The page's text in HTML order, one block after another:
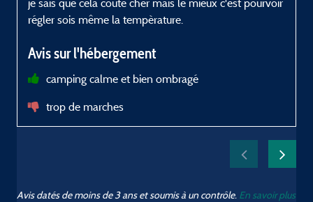
je sais que cela coute cher mais le mieux c'est pourvoir
régler sois même la tempèrature.
Avis sur l'hébergement
camping calme et bien ombragé
trop de marches
Avis datés de moins de 3 ans et soumis à un contrôle. En savoir plus